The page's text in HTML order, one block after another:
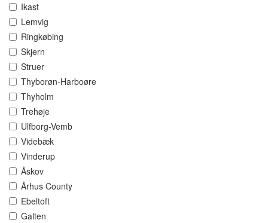
Ikast
Lemvig
Ringkøbing
Skjern
Struer
Thyborøn-Harboøre
Thyholm
Trehøje
Ulfborg-Vemb
Videbæk
Vinderup
Åskov
Århus County
Ebeltoft
Galten